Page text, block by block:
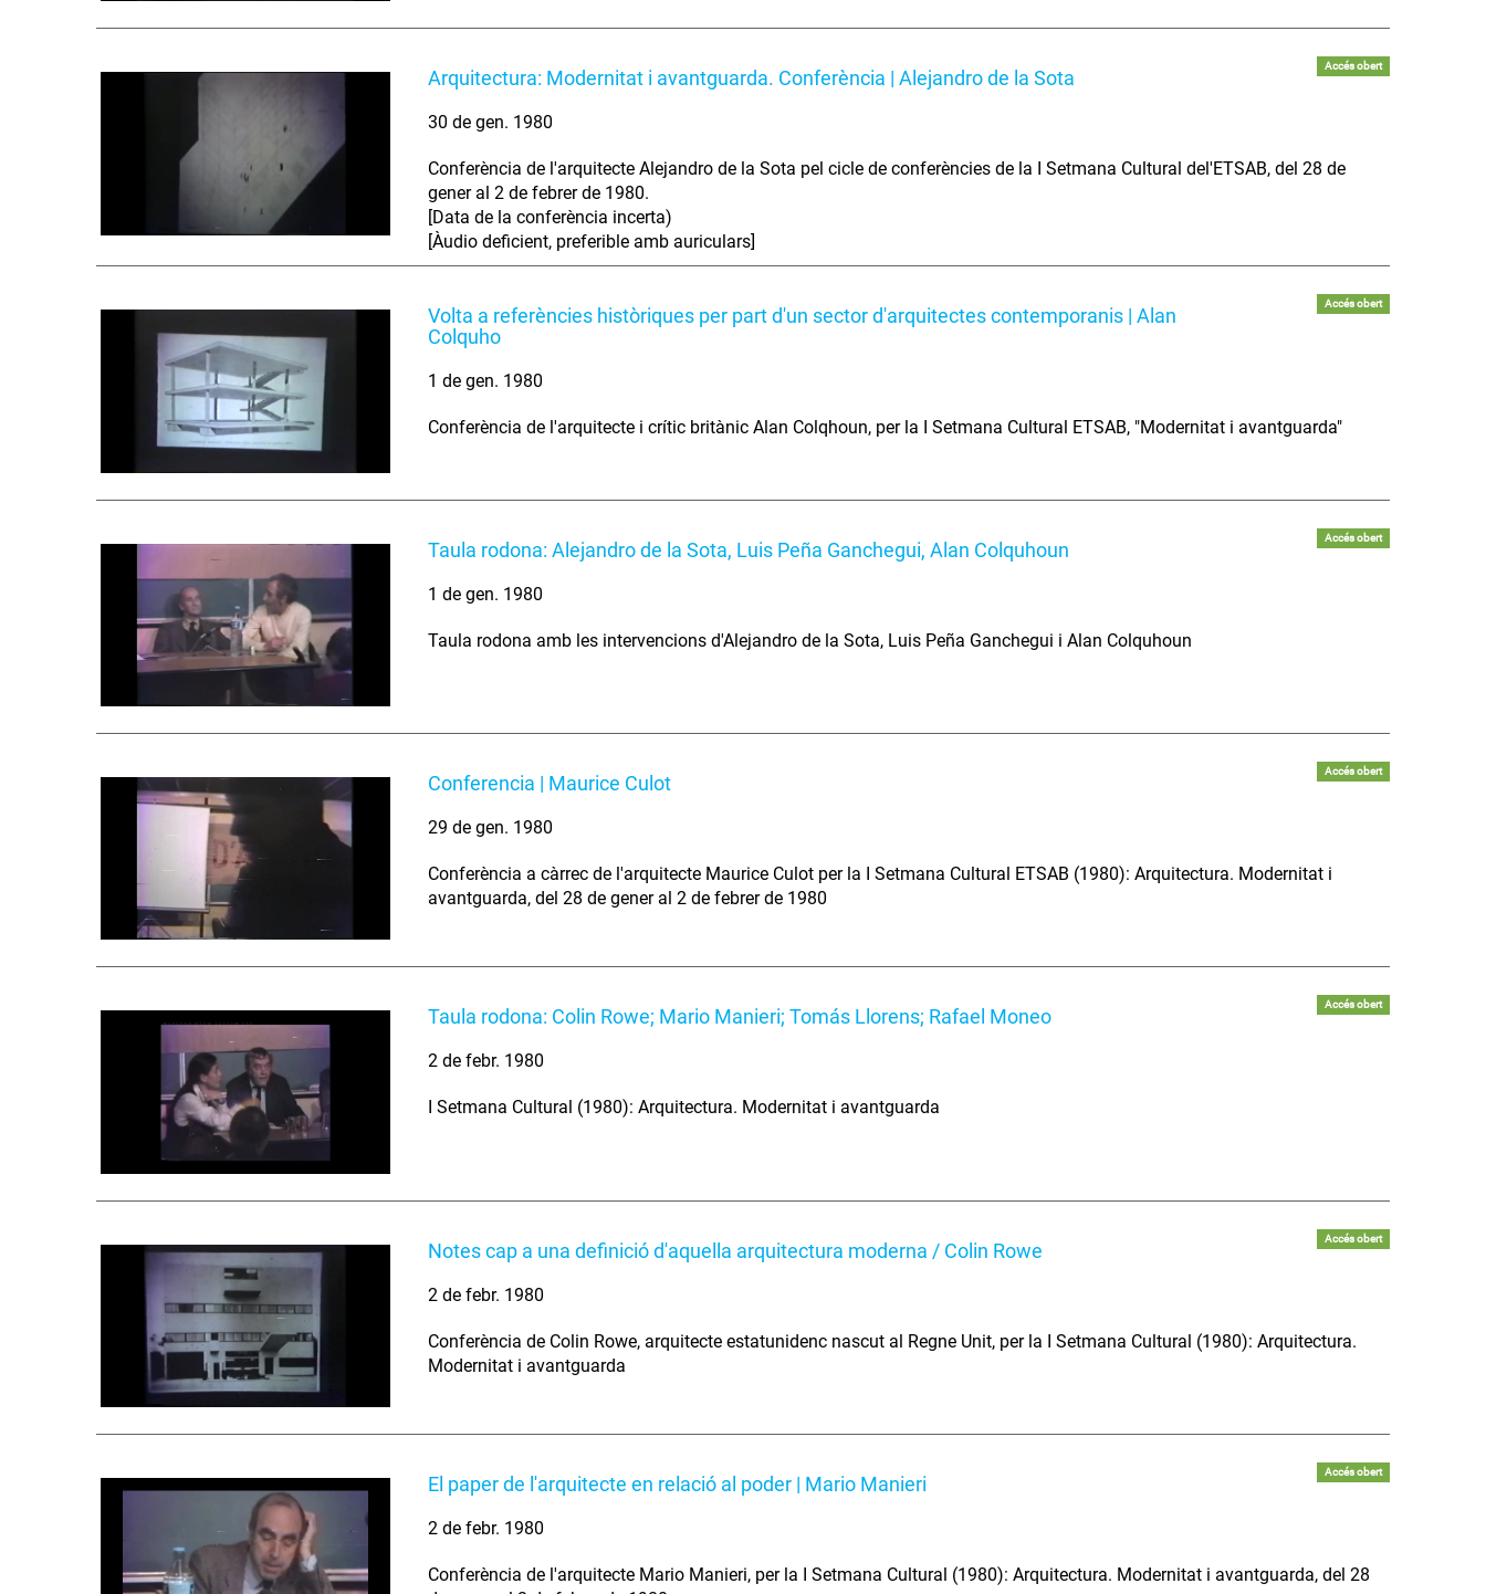
Arquitectura: Modernitat i avantguarda. Conferència | Alejandro de la Sota
Accés obert
30 de gen. 1980
Conferència de l'arquitecte Alejandro de la Sota pel cicle de conferències de la I Setmana Cultural del'ETSAB, del 28 de
gener al 2 de febrer de 1980.
[Data de la conferència incerta)
[Àudio deficient, preferible amb auriculars]
Volta a referències històriques per part d'un sector d'arquitectes contemporanis | Alan
Colquho
Accés obert
1 de gen. 1980
Conferència de l'arquitecte i crític britànic Alan Colqhoun, per la I Setmana Cultural ETSAB, "Modernitat i avantguarda"
Taula rodona: Alejandro de la Sota, Luis Peña Ganchegui, Alan Colquhoun
Accés obert
1 de gen. 1980
Taula rodona amb les intervencions d'Alejandro de la Sota, Luis Peña Ganchegui i Alan Colquhoun
Conferencia | Maurice Culot
Accés obert
29 de gen. 1980
Conferència a càrrec de l'arquitecte Maurice Culot per la I Setmana Cultural ETSAB (1980): Arquitectura. Modernitat i
avantguarda, del 28 de gener al 2 de febrer de 1980
Taula rodona: Colin Rowe; Mario Manieri; Tomás Llorens; Rafael Moneo
Accés obert
2 de febr. 1980
I Setmana Cultural (1980): Arquitectura. Modernitat i avantguarda
Notes cap a una definició d'aquella arquitectura moderna / Colin Rowe
Accés obert
2 de febr. 1980
Conferència de Colin Rowe, arquitecte estatunidenc nascut al Regne Unit, per la I Setmana Cultural (1980): Arquitectura.
Modernitat i avantguarda
El paper de l'arquitecte en relació al poder | Mario Manieri
Accés obert
2 de febr. 1980
Conferència de l'arquitecte Mario Manieri, per la I Setmana Cultural (1980): Arquitectura. Modernitat i avantguarda, del 28